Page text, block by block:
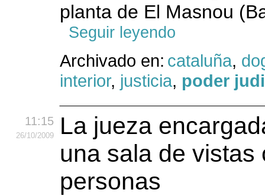
planta de El Masnou
Seguir leyendo
Archivado en: cataluña,
interior, justicia, poder
11:15
26/10/2009
La jueza
una sala de
personas